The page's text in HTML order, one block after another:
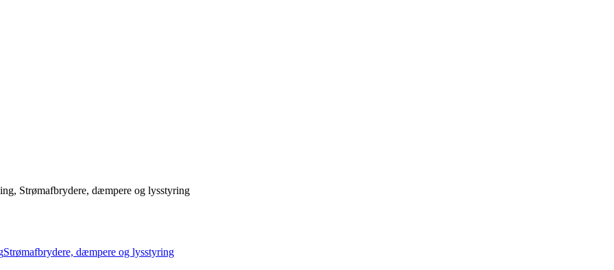
Strømafbrydere, dæmpere og lysstyring
Strømafbrydere, dæmpere og lysstyring